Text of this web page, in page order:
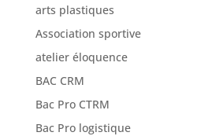
arts plastiques
Association sportive
atelier éloquence
BAC CRM
Bac Pro CTRM
Bac Pro logistique